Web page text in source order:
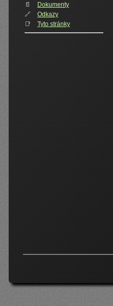
📄
Dokumenty
🔗
Odkazy
📑
Tyto stránky